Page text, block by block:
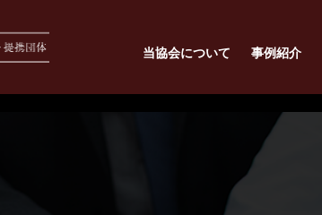
当協会について 事例紹介